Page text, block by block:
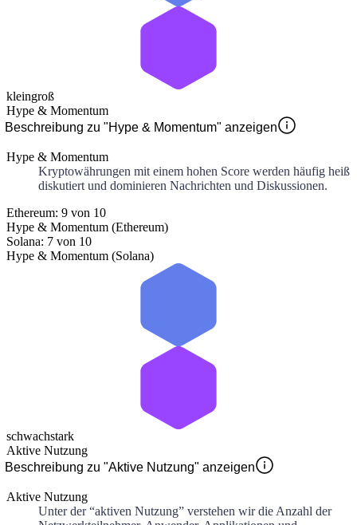
kleingroß
Hype & Momentum
Beschreibung zu "Hype & Momentum" anzeigen
Hype & Momentum
Kryptowährungen mit einem hohen Score werden häufig heiß
diskutiert und dominieren Nachrichten und Diskussionen.
Ethereum: 9 von 10
Hype & Momentum (Ethereum)
Solana: 7 von 10
Hype & Momentum (Solana)
schwachstark
Aktive Nutzung
Beschreibung zu "Aktive Nutzung" anzeigen
Aktive Nutzung
Unter der “aktiven Nutzung” verstehen wir die Anzahl der